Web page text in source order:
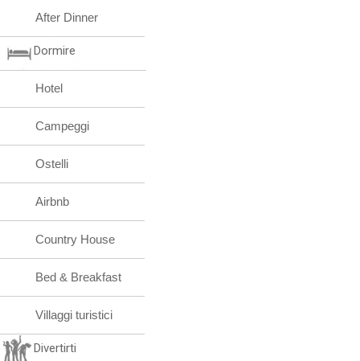
After Dinner
Dormire
Hotel
Campeggi
Ostelli
Airbnb
Country House
Bed & Breakfast
Villaggi turistici
Divertirti